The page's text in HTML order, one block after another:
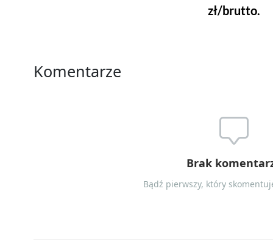
zł/brutto.
Komentarze
Brak
Bądź pierwszy, który